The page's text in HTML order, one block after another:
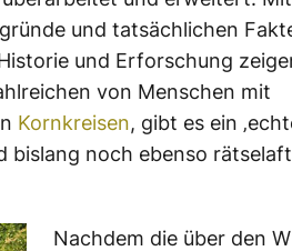
und tatsächlichen
und Erforschung
von Menschen mit
Kornkreisen, gibt es ein
bislang noch ebenso
Nachdem die über den